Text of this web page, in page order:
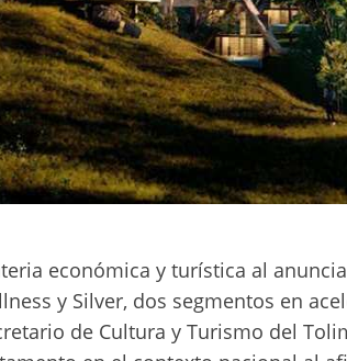
económica y turística al
y Silver, dos segmentos en
de Cultura y Turismo del